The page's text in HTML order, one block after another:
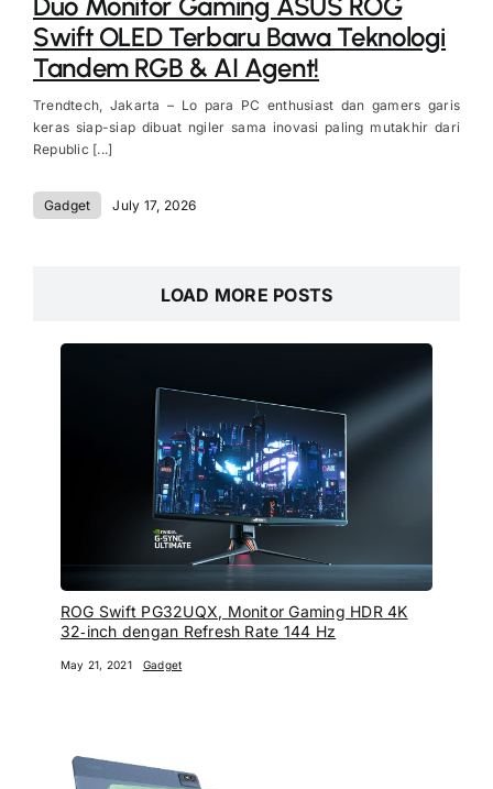
Swift OLED Terbaru Bawa Teknologi
Tandem RGB & AI Agent!
Trendtech, Jakarta – Lo para PC enthusiast dan gamers garis
keras siap-siap dibuat ngiler sama inovasi paling mutakhir dari
Republic [...]
Gadget July 17, 2026
LOAD MORE POSTS
ROG Swift PG32UQX, Monitor Gaming HDR 4K
32‑inch dengan Refresh Rate 144 Hz
May 21, 2021 Gadget